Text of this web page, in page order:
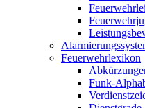
Feuerwehrlexikon
Funk-